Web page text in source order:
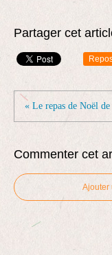
Partager cet
« Le repas de Noël
Commenter cet
Ajouter